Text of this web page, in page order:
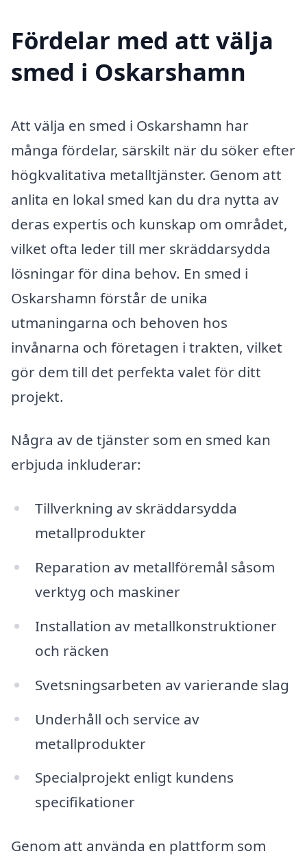
Fördelar med att välja
smed i Oskarshamn
Att välja en smed i Oskarshamn har
många fördelar, särskilt när du söker efter
högkvalitativa metalltjänster. Genom att
anlita en lokal smed kan du dra nytta av
deras expertis och kunskap om området,
vilket ofta leder till mer skräddarsydda
lösningar för dina behov. En smed i
Oskarshamn förstår de unika
utmaningarna och behoven hos
invånarna och företagen i trakten, vilket
gör dem till det perfekta valet för ditt
projekt.
Några av de tjänster som en smed kan
erbjuda inkluderar:
Tillverkning av skräddarsydda
metallprodukter
Reparation av metallföremål såsom
verktyg och maskiner
Installation av metallkonstruktioner
och räcken
Svetsningsarbeten av varierande slag
Underhåll och service av
metallprodukter
Specialprojekt enligt kundens
specifikationer
Genom att använda en plattform som